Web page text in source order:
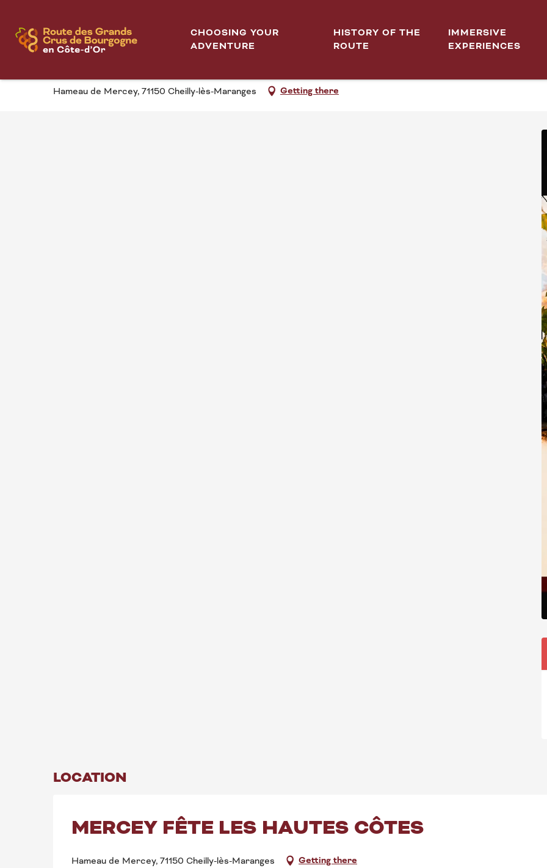
contenu
principal
CHOOSING YOUR
ADVENTURE
HISTORY OF THE
ROUTE
IMMERSIVE
EXPERIENCES
MERCEY FÊTE LES HAUTES CÔTES
Hameau de Mercey, 71150 Cheilly-lès-Maranges Getting there
LOCATION
MERCEY FÊTE LES HAUTES CÔTES
Hameau de Mercey, 71150 Cheilly-lès-Maranges Getting there